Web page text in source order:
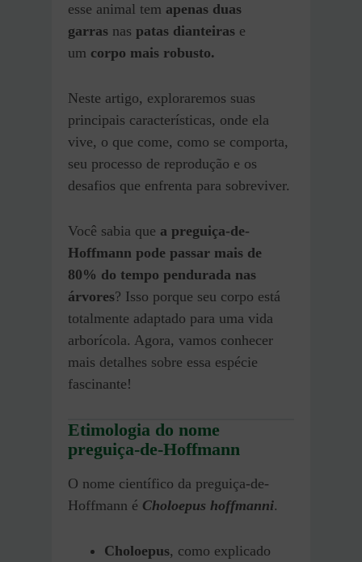
esse animal tem apenas duas
garras nas patas dianteiras e
um corpo mais robusto.
Neste artigo, exploraremos suas
principais características, onde ela
vive, o que come, como se comporta,
seu processo de reprodução e os
desafios que enfrenta para sobreviver.
Você sabia que a preguiça-de-
Hoffmann pode passar mais de
80% do tempo pendurada nas
árvores? Isso porque seu corpo está
totalmente adaptado para uma vida
arborícola. Agora, vamos conhecer
mais detalhes sobre essa espécie
fascinante!
Etimologia do nome
preguiça-de-Hoffmann
O nome científico da preguiça-de-
Hoffmann é Choloepus hoffmanni.
Choloepus, como explicado